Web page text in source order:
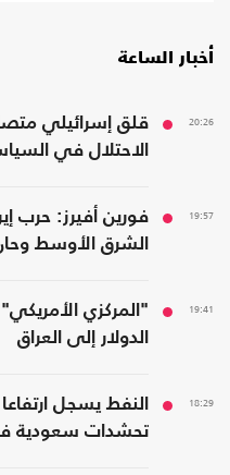
أخبار الساعة
20:26
قلق إسرائيلي
الاحتلال في
19:57
فورين أفيرز: حرب
الشرق الأوسط
19:41
"المركزي
الدولار إلى العراق
18:29
النفط يسجل
تحشدات سعودية